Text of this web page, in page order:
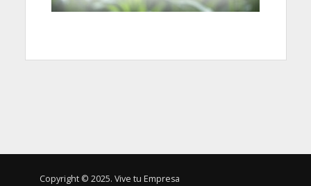
Copyright © 2025. Vive tu Empresa